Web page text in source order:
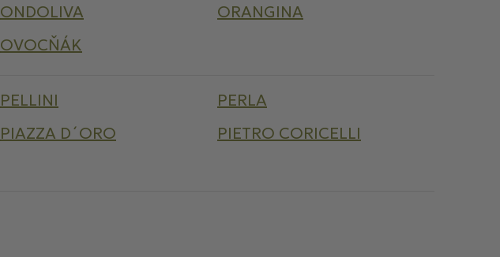
ONDOLIVA
ORANGINA
OVOCŇÁK
PELLINI
PERLA
PIAZZA D´ORO
PIETRO CORICELLI